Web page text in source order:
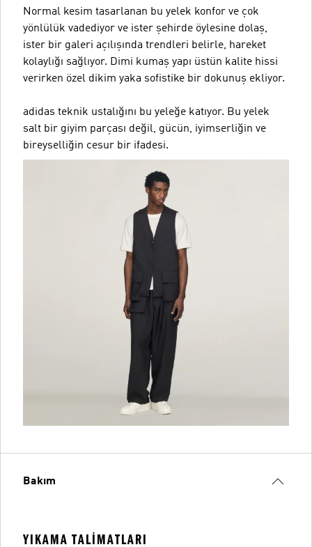
Normal kesim tasarlanan bu yelek konfor ve çok
yönlülük vadediyor ve ister şehirde öylesine dolaş,
ister bir galeri açılışında trendleri belirle, hareket
kolaylığı sağlıyor. Dimi kumaş yapı üstün kalite hissi
verirken özel dikim yaka sofistike bir dokunuş ekliyor.
adidas teknik ustalığını bu yeleğe katıyor. Bu yelek
salt bir giyim parçası değil, gücün, iyimserliğin ve
bireyselliğin cesur bir ifadesi.
Bakım
YIKAMA TALIMATLARI